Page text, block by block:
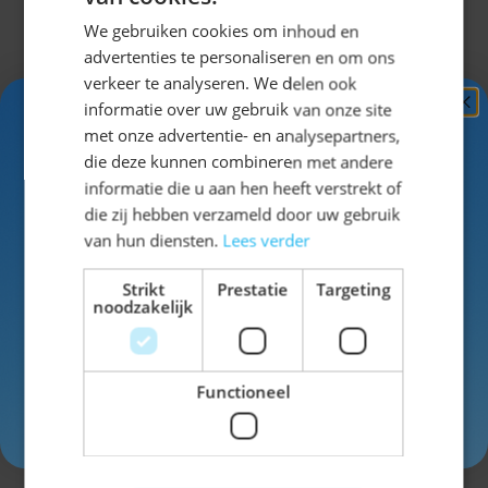
Complete lederhose outfit voor
heren
Het Flachau Pakket 3-delig is een complete
Oktoberfest outfit voor heren. Deze set bestaat uit
een korte lederhose van rundleer, een geruit
trachtenhemd en Tiroler kniekousen. Een lederhose is
een traditionele Beierse broek van leer die wordt
gedragen tijdens het Oktoberfest en andere feesten
keer klaar voor het feest.
Waarom kiezen voor dit
Uitklappen
We gebruiken cookies om inhoud en
advertenties te personaliseren en om ons
verkeer te analyseren. We delen ook
informatie over uw gebruik van onze site
met onze advertentie- en analysepartners,
die deze kunnen combineren met andere
informatie die u aan hen heeft verstrekt of
die zij hebben verzameld door uw gebruik
van hun diensten. Lees verder
Strikt
noodzakelijk
Prestatie Targeting
Functioneel
Ontvang5%
KORTING!
Schrijf je nuin voor de nieuwsbrief en ontvang toegang
tot exclusieve kortingen!
Voor- en achternaam
Inschrijven